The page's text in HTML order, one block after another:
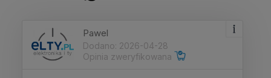
Pawel
Dodano: 2026-04-28
Opinia zweryfikowana